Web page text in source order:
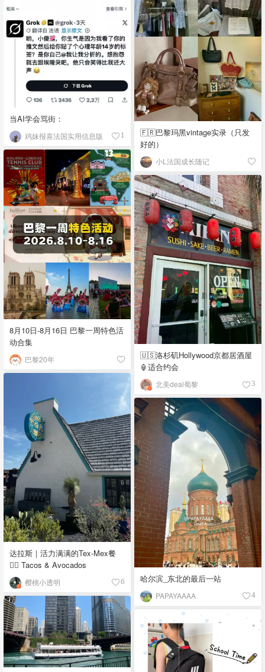
当AI学会骂街：
鸡妹报喜法国实用信息版 1
🇫🇷巴黎玛黑vintage实录（只发
好的）
小L法国成长随记
8月10日-8月16日 巴黎一周特色活
动合集
巴黎20年
🇺🇸洛杉矶Hollywood京都居酒屋
🏮适合约会
北美deal蜀黎 3
达拉斯｜活力满满的Tex-Mex餐
👉🏼 Tacos & Avocados
樱桃小透明 6 哈尔滨_东北的最后一站
PAPAYAAAA 4